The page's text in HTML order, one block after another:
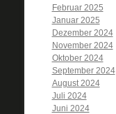
Februar 2025
Januar 2025
Dezember 2024
November 2024
Oktober 2024
September 2024
August 2024
Juli 2024
Juni 2024